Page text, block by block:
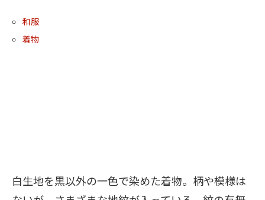
和服
着物
白生地を黒以外の一色で染めた着物。柄や模様は